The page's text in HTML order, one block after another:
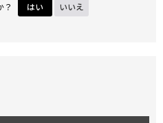
？ はい いいえ